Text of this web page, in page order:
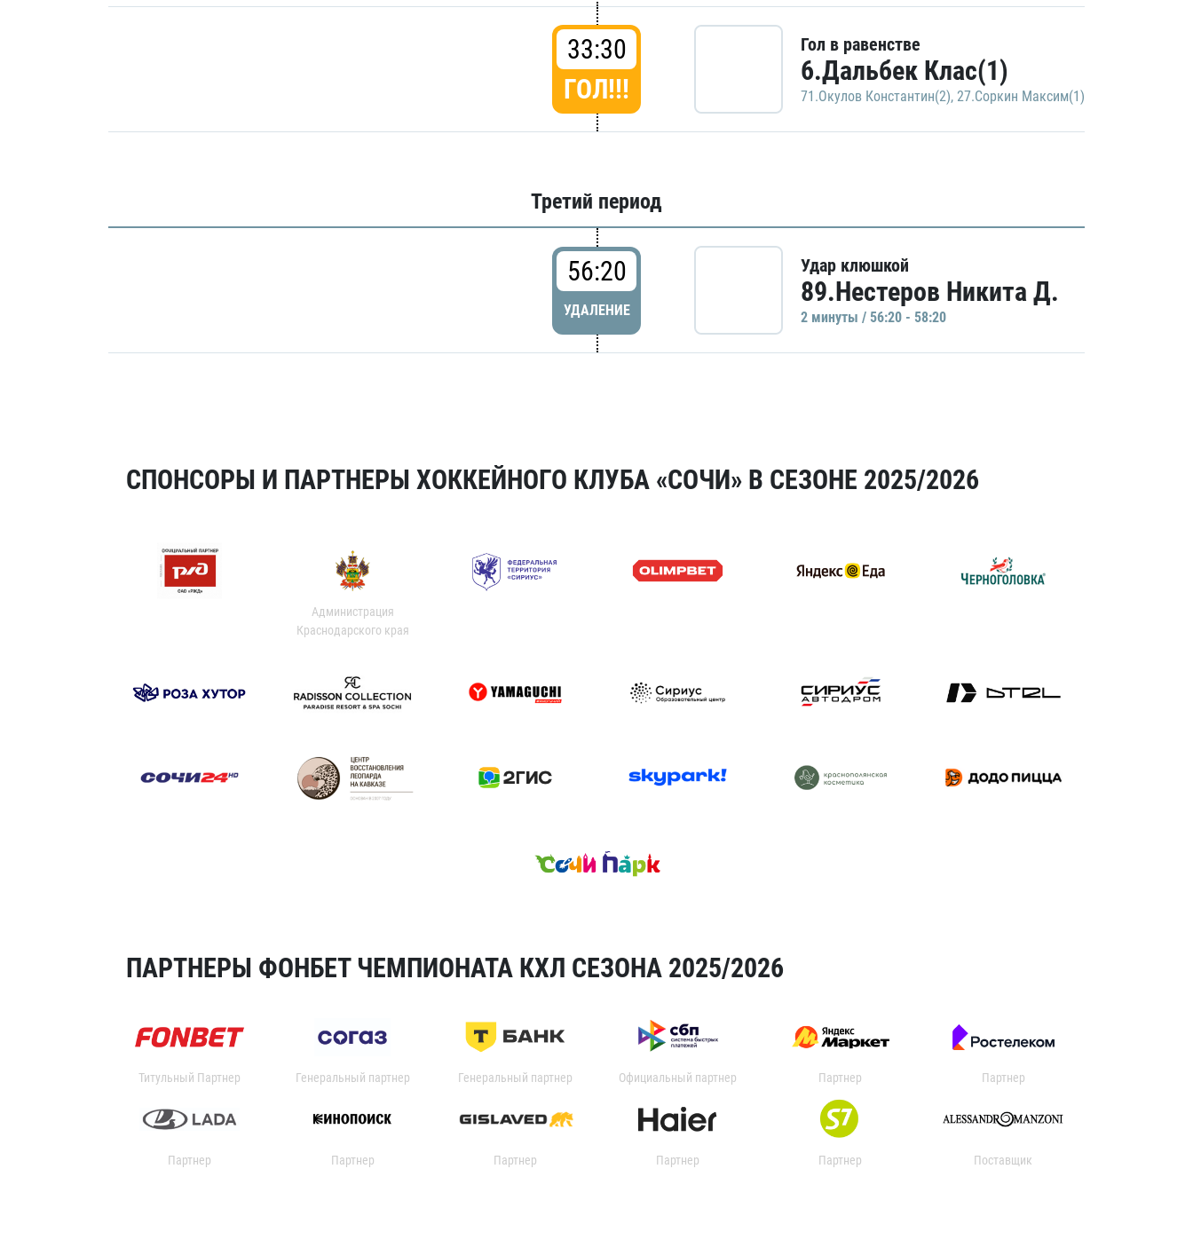
33:30
ГОЛ!!!
Гол в равенстве
6.Дальбек Клас(1)
71.Окулов Константин(2), 27.Соркин Максим(1)
Третий период
56:20
УДАЛЕНИЕ
Удар клюшкой
89.Нестеров Никита Д.
2 минуты / 56:20 - 58:20
СПОНСОРЫ И ПАРТНЕРЫ ХОККЕЙНОГО КЛУБА «СОЧИ» В СЕЗОНЕ 2025/2026
Администрация
Краснодарского края
ПАРТНЕРЫ ФОНБЕТ ЧЕМПИОНАТА КХЛ СЕЗОНА 2025/2026
Титульный Партнер Генеральный партнер Генеральный партнер Официальный партнер Партнер Партнер
Партнер Партнер Партнер Партнер Партнер Поставщик